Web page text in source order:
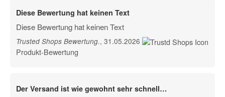
Diese Bewertung hat keinen Text
Diese Bewertung hat keinen Text
Trusted Shops Bewertung., 31.05.2026
Produkt-Bewertung
Der Versand ist wie gewohnt sehr schnell…